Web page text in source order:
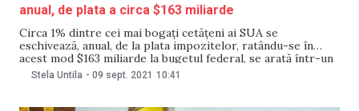
anual, de plata a circa $163 miliarde
Circa 1% dintre cei mai bogați cetățeni ai SUA se
eschivează, anual, de la plata impozitelor, ratându-se în
acest mod $163 miliarde la bugetul federal, se arată într-un
raport al Ministerului american de Finanțe. Potrivit
oficialilor de la Washington, pe parcursul următoarelor
Stela Untila - 09 sept. 2021 10:41